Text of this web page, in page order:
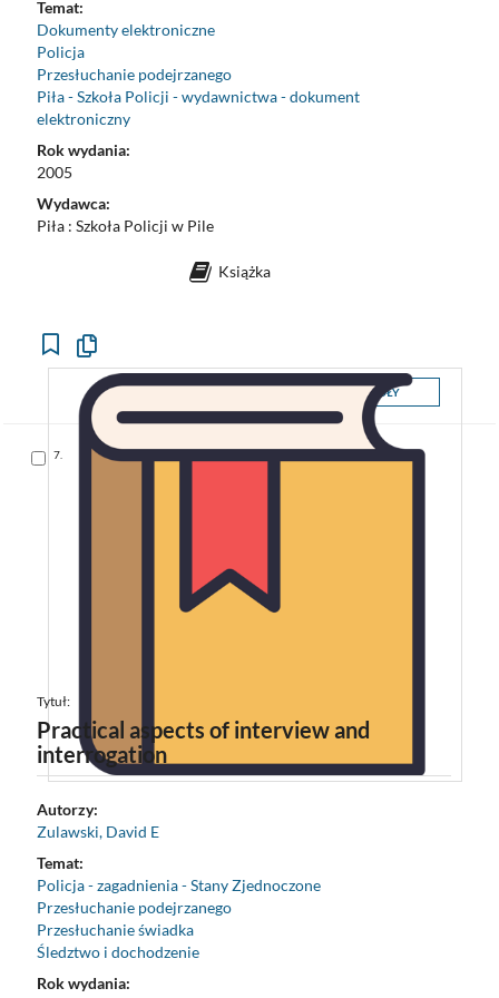
Temat:
Dokumenty elektroniczne
Policja
Przesłuchanie podejrzanego
Piła - Szkoła Policji - wydawnictwa - dokument
elektroniczny
Rok wydania:
2005
Wydawca:
Piła : Szkoła Policji w Pile
Książka
Kopiuj
opis
formalny
do
schowka
SZCZEGÓŁY
Skocz
do
7.
Tytuł:
Practical aspects of interview and
interrogation
Autorzy:
Zulawski, David E
Temat:
Policja - zagadnienia - Stany Zjednoczone
Przesłuchanie podejrzanego
Przesłuchanie świadka
Śledztwo i dochodzenie
Rok wydania: